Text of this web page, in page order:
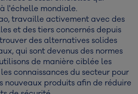
l'échelle mondiale.
travaille activement avec des
et des tiers concernés depuis
des alternatives solides
qui sont devenus des normes
de manière ciblée les
connaissances du secteur pour
nouveaux produits afin de réduire